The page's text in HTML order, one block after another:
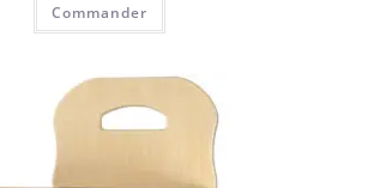
Commander